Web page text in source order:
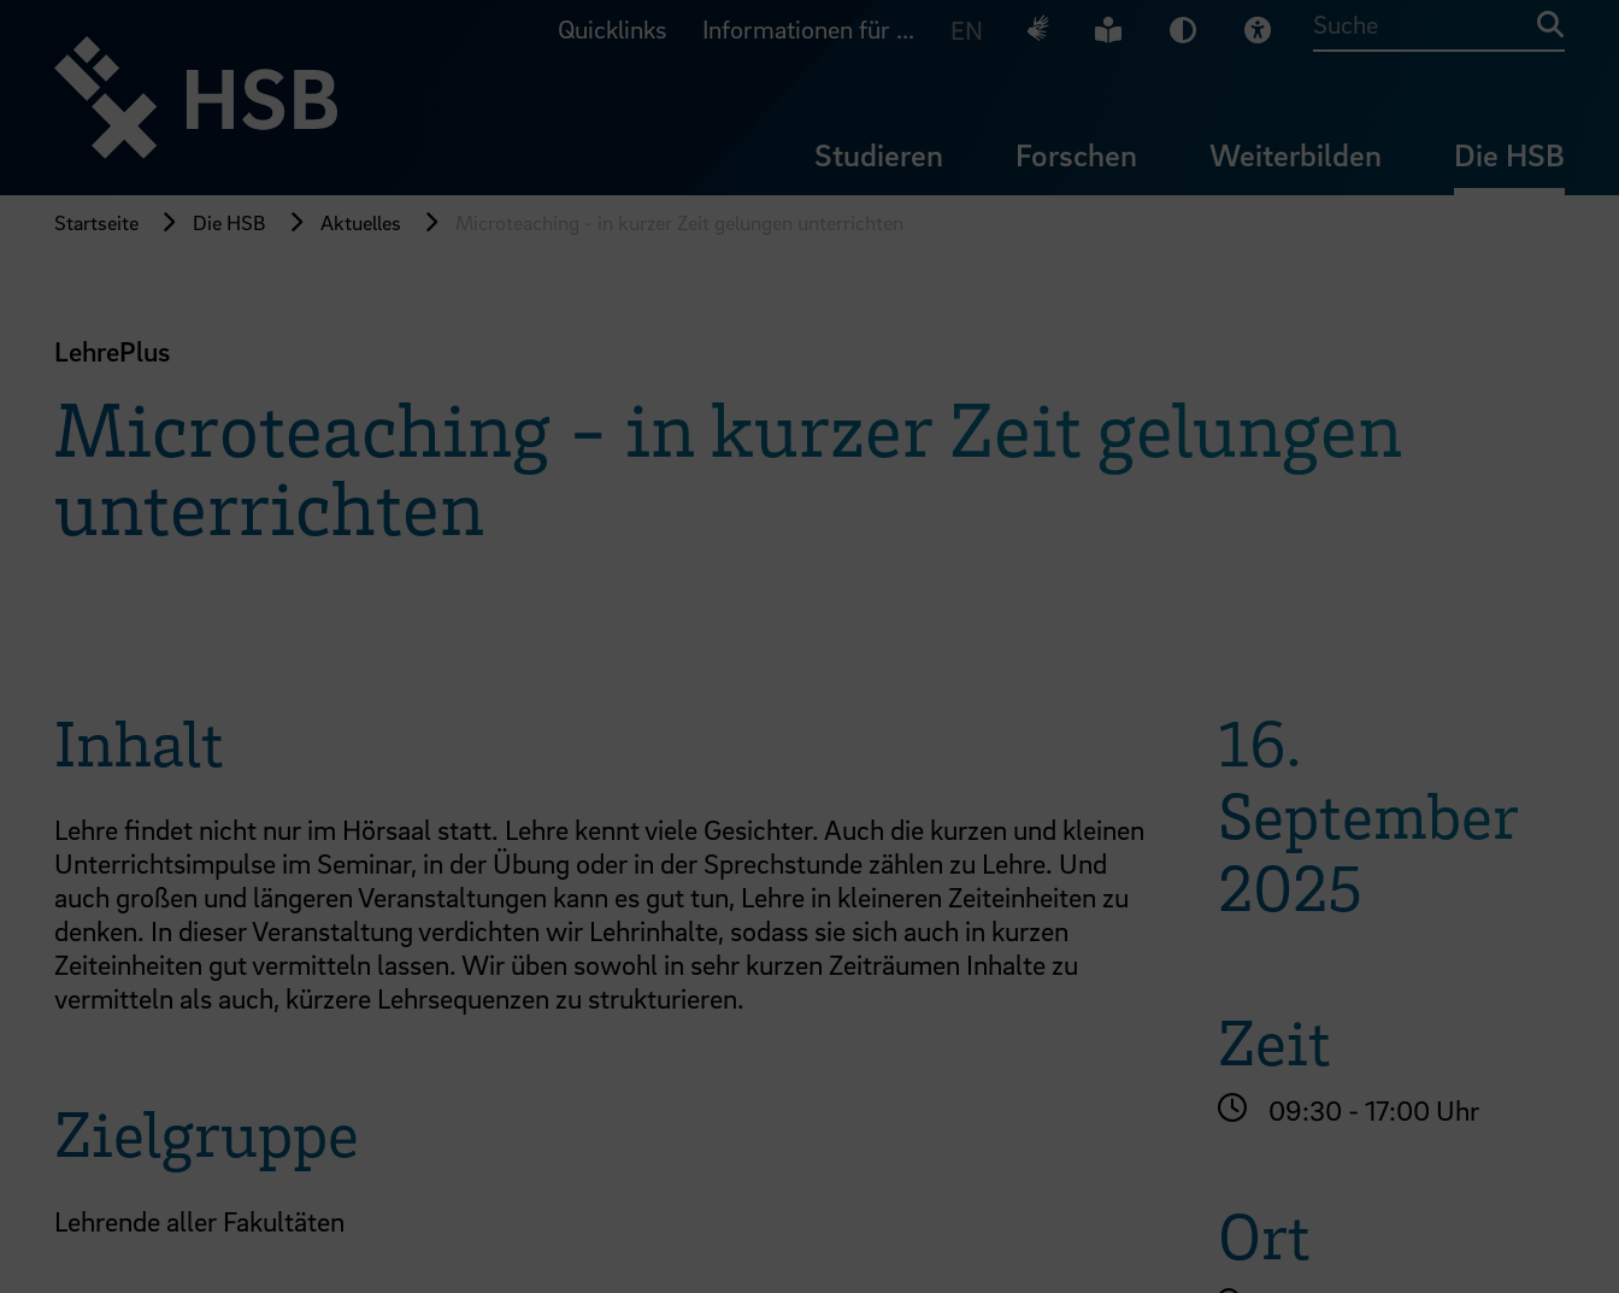
Seiteninhalt
springen
Quicklinks Informationen für ... EN Deutsche Gebärdensprache
Leichte Sprache
Dunkel-Modus
Visuelle Hilfe
Suche
Studieren Forschen Weiterbilden Die HSB
Startseite Die HSB Aktuelles
LehrePlus
Microteaching - in kurzer Zeit gelungen
unterrichten
Inhalt
Lehre findet nicht nur im Hörsaal statt. Lehre kennt viele Gesichter. Auch die kurzen und kleinen
Unterrichtsimpulse im Seminar, in der Übung oder in der Sprechstunde zählen zu Lehre. Und
auch großen und längeren Veranstaltungen kann es gut tun, Lehre in kleineren Zeiteinheiten zu
denken. In dieser Veranstaltung verdichten wir Lehrinhalte, sodass sie sich auch in kurzen
Zeiteinheiten gut vermitteln lassen. Wir üben sowohl in sehr kurzen Zeiträumen Inhalte zu
vermitteln als auch, kürzere Lehrsequenzen zu strukturieren.
Zielgruppe
Lehrende aller Fakultäten
16.
September
2025
Zeit
09:30 - 17:00 Uhr
Ort